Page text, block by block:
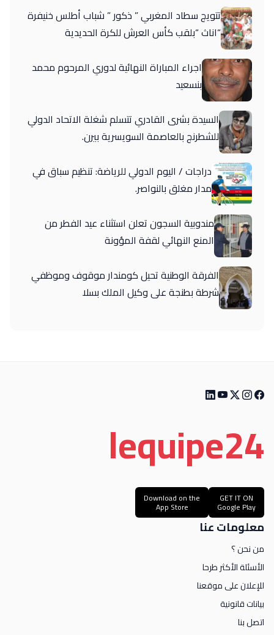
تتويج سطاد المغربي ” ذكور ” شباب أطلس خنيفرة
“اناث “بلقب كأس العرش للكرة الحديدية
اجراء المباراة النهائية لدوري المرحوم محمد
بنسعيد
السيدة بشرى القادري تتسلم شغلة الاتحاد الدولي
للشطرنج بالعاصمة السويسرية بيرن.
دراجات / اليوم الدولي للرياضة: تنظيم سباق في
مدار مغلق بالنواصر.
مندوبية السجون تعلن استثناء عيد الفطر من
المنع النهائي لقفة المؤونة
الفرقة الوطنية تحيل كومندار موقوف وموظفي
شرطة بطنجة على وكيل الملك بسلا
lequipe24
GET IT ON
Google Play
Download on the
App Store
معلومات عنا
من نحن ؟
الأسئلة الأكثر طرحا
للإعلان على موقعنا
بيانات قانونية
اتصل بنا